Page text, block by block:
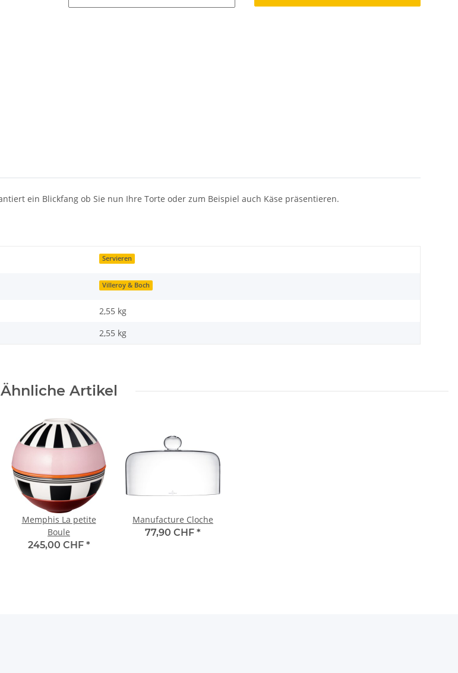
ein Blickfang ob Sie nun Ihre Torte oder zum Beispiel auch Käse präsentieren.
Servieren
Villeroy & Boch
2,55 kg
2,55 kg
Ähnliche Artikel
Memphis La petite
Boule
245,00 CHF *
Manufacture Cloche
77,90 CHF *